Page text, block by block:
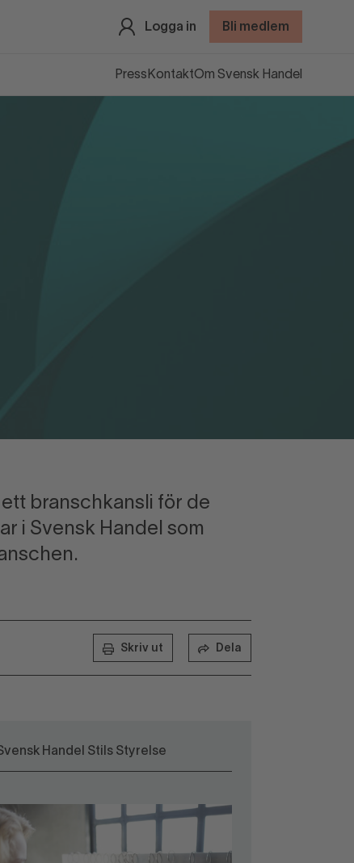
Logga in Bli medlem
Press KontaktOm Svensk Handel
branschkansli för de
i Svensk Handel som
Skriv ut Dela
Handel Stils Styrelse